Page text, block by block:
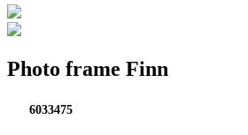
Photo frame Finn
6033475